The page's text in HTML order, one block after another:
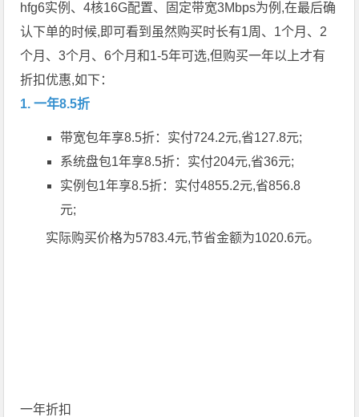
hfg6实例、4核16G配置、固定带宽3Mbps为例,在最后确
认下单的时候,即可看到虽然购买时长有1周、1个月、2
个月、3个月、6个月和1-5年可选,但购买一年以上才有
折扣优惠,如下：
1. 一年8.5折
带宽包年享8.5折：实付724.2元,省127.8元;
系统盘包1年享8.5折：实付204元,省36元;
实例包1年享8.5折：实付4855.2元,省856.8
元;
实际购买价格为5783.4元,节省金额为1020.6元。
一年折扣